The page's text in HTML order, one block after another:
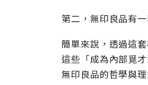
第二，無印良品有
簡單來說，透過這
這些「成為內部覓
無印良品的哲學與理